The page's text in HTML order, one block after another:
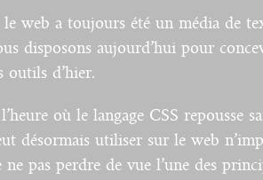
le web a toujours été un média de
disposons aujourd’hui pour
outils d’hier.
où le langage CSS repousse
désormais utiliser sur le web
ne pas perdre de vue l’une des